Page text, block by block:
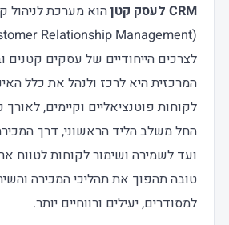
CRM לעסק קטן
הוא מערכת לניהול
לצרכים הייחודיים של עסקים קטנים
המרכזית היא לרכז ולנהל את כלל
לקוחות פוטנציאליים וקיימים,
החל משלב הליד הראשוני, דרך
טובה תהפוך את תהליכי המכירה
למסודרים, יעילים ורווחיים יותר.